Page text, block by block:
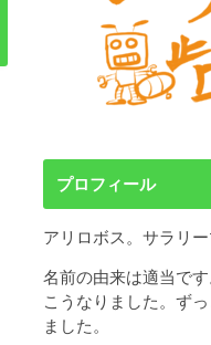
プロフィール
アリロボス。サラリー
名前の由来は適当で
こうなりました。ず
ました。